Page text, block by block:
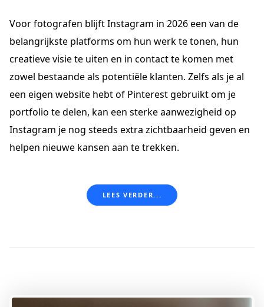
Voor fotografen blijft Instagram in 2026 een van de
belangrijkste platforms om hun werk te tonen, hun
creatieve visie te uiten en in contact te komen met
zowel bestaande als potentiële klanten. Zelfs als je al
een eigen website hebt of Pinterest gebruikt om je
portfolio te delen, kan een sterke aanwezigheid op
Instagram je nog steeds extra zichtbaarheid geven en
helpen nieuwe kansen aan te trekken.
LEES VERDER...